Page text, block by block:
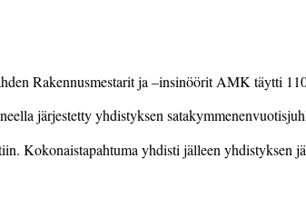
Rakennusmestarit ja –insinöörit AMK täytti
järjestetty yhdistyksen
Kokonaistapahtuma yhdisti jälleen yhdistyksen